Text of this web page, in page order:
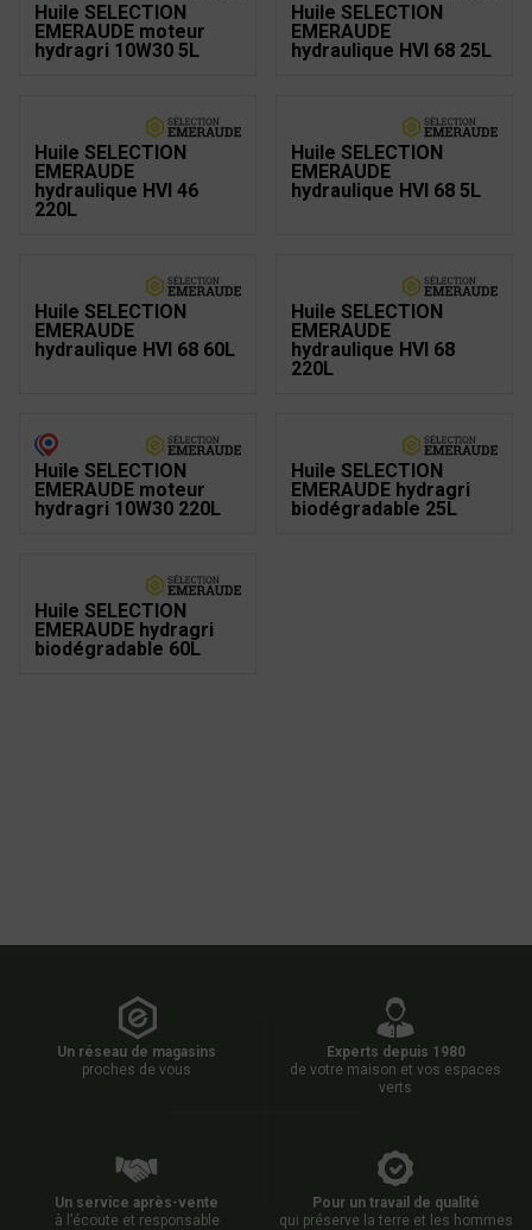
Huile SELECTION
EMERAUDE moteur
hydragri 10W30 5L
Huile SELECTION
EMERAUDE
hydraulique HVI 68 25L
Huile SELECTION
EMERAUDE
hydraulique HVI 46
220L
Huile SELECTION
EMERAUDE
hydraulique HVI 68 5L
Huile SELECTION
EMERAUDE
hydraulique HVI 68 60L
Huile SELECTION
EMERAUDE
hydraulique HVI 68
220L
Huile SELECTION
EMERAUDE moteur
hydragri 10W30 220L
Huile SELECTION
EMERAUDE hydragri
biodégradable 25L
Huile SELECTION
EMERAUDE hydragri
biodégradable 60L
Un réseau de magasins
proches de vous
Experts depuis 1980
de votre maison et vos espaces
verts
Un service après-vente
à l’écoute et responsable
Pour un travail de qualité
qui préserve la terre et les hommes